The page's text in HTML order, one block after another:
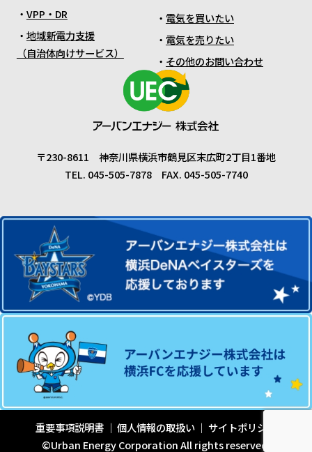
〒230-8611 神奈川県横浜市鶴見区末広町2丁目1番地
TEL. 045-505-7878 FAX. 045-505-7740
VPP・DR
地域新電力支援
（自治体向けサービス）
電気を買いたい
電気を売りたい
その他のお問い合わせ
©Urban Energy Corporation All rights reserved.
重要事項説明書 個人情報の取扱い サイトポリシー